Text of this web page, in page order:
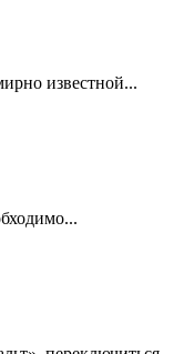
известной...